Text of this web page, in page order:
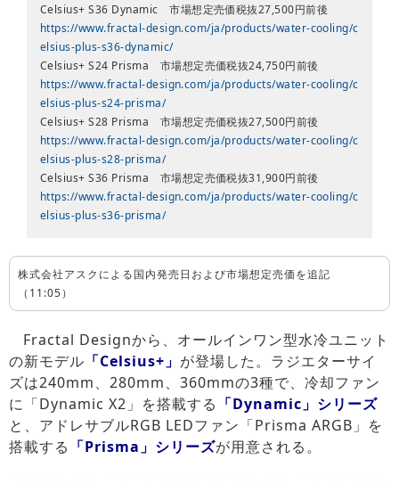
Celsius+ S36 Dynamic 市場想定売価税抜27,500円前後
https://www.fractal-design.com/ja/products/water-cooling/c
elsius-plus-s36-dynamic/
Celsius+ S24 Prisma 市場想定売価税抜24,750円前後
https://www.fractal-design.com/ja/products/water-cooling/c
elsius-plus-s24-prisma/
Celsius+ S28 Prisma 市場想定売価税抜27,500円前後
https://www.fractal-design.com/ja/products/water-cooling/c
elsius-plus-s28-prisma/
Celsius+ S36 Prisma 市場想定売価税抜31,900円前後
https://www.fractal-design.com/ja/products/water-cooling/c
elsius-plus-s36-prisma/
株式会社アスクによる国内発売日および市場想定売価を追記
（11:05）
Fractal Designから、オールインワン型水冷ユニット
の新モデル 「Celsius+」 が登場した。ラジエターサイ
ズは240mm、280mm、360mmの3種で、冷却ファン
に「Dynamic X2」を搭載する 「Dynamic」シリーズ
と、アドレサブルRGB LEDファン「Prisma ARGB」を
搭載する 「Prisma」シリーズが用意される。